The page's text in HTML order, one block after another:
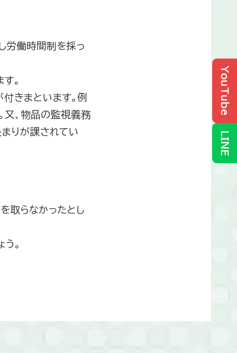
労働時間制を採っ
。
きまといます。例
又、物品の監視義務
りが課されてい
取らなかったとし
。
YouTube
LINE